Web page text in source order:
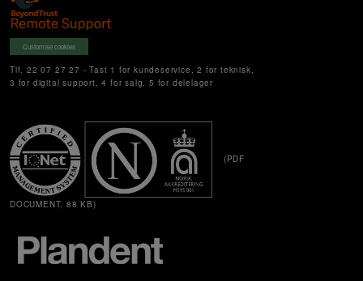
Customise cookies
Tlf. 22 07 27 27 - Tast 1 for kundeservice, 2 for teknisk,
3 for digital support, 4 for salg, 5 for delelager
(PDF
DOCUMENT, 88 KB)